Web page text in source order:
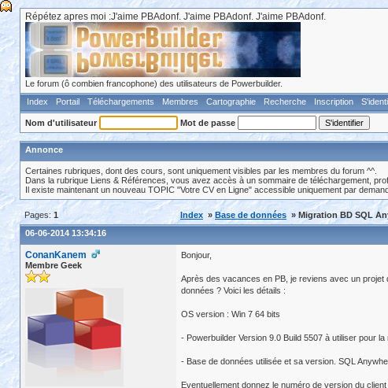
Répétez apres moi :J'aime PBAdonf. J'aime PBAdonf. J'aime PBAdonf.
Le forum (ô combien francophone) des utilisateurs de Powerbuilder.
Index Portail Téléchargements Membres Cartographie Recherche Inscription
Nom d'utilisateur Mot de passe
Annonce
Certaines rubriques, dont des cours, sont uniquement visibles par les membres du forum ^^.
Dans la rubrique Liens & Références, vous avez accès à un sommaire de téléchargement,
Il existe maintenant un nouveau TOPIC "Votre CV en Ligne" accessible uniquement par
Pages: 1 Index » Base de données » Migration BD SQL
06-06-2014 13:34:16
ConanKanem
Membre Geek
Bonjour,
Après des vacances en PB, je reviens avec un
données ? Voici les détails :
OS version : Win 7 64 bits
- Powerbuilder Version 9.0 Build 5507 à utiliser pour
- Base de données utilisée et sa version. SQL
Eventuellement donnez le numéro de version du